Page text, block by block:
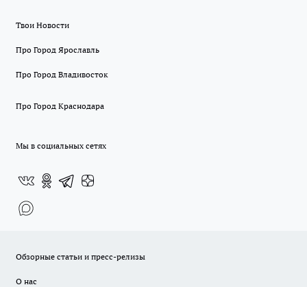
Твои Новости
Про Город Ярославль
Про Город Владивосток
Про Город Краснодара
Мы в социальных сетях
Обзорные статьи и пресс-релизы
О нас